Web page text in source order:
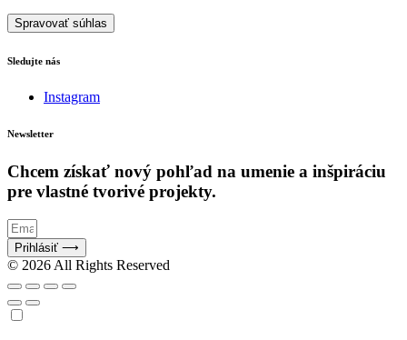
Spravovať súhlas
Sledujte nás
Instagram
Newsletter
Chcem získať nový pohľad na umenie a inšpiráciu
pre vlastné tvorivé projekty.
Prihlásiť ⟶
© 2026 All Rights Reserved